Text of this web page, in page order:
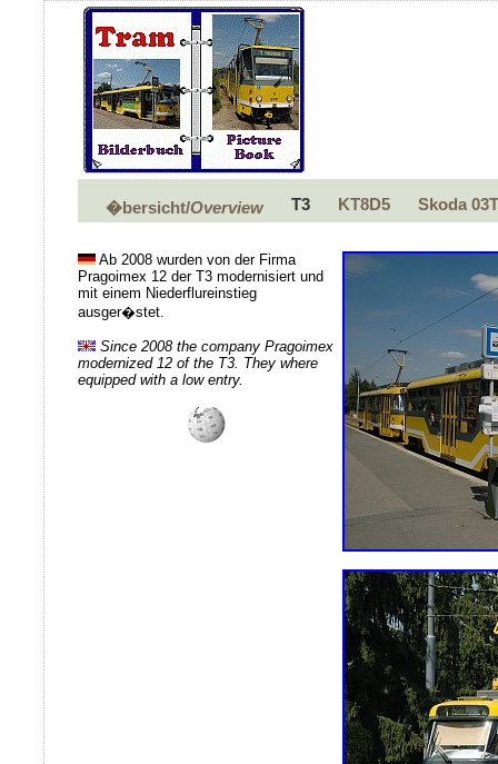
�bersicht/Overview T3 KT8D5 Skoda 03T
Ab 2008 wurden von der Firma
Pragoimex 12 der T3 modernisiert und
mit einem Niederflureinstieg
ausger�stet.
Since 2008 the company Pragoimex
modernized 12 of the T3. They where
equipped with a low entry.